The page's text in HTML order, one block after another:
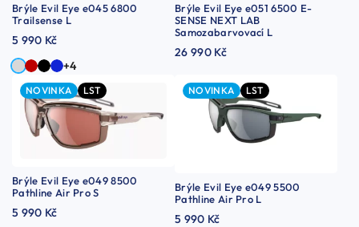
Brýle Evil Eye e045 6800
Trailsense L
5 990 Kč
+4
Brýle Evil Eye e051 6500 E-
SENSE NEXT LAB
Samozabarvovací L
26 990 Kč
NOVINKA LST
Brýle Evil Eye e049 8500
Pathline Air Pro S
5 990 Kč
NOVINKA LST
Brýle Evil Eye e049 5500
Pathline Air Pro L
5 990 Kč